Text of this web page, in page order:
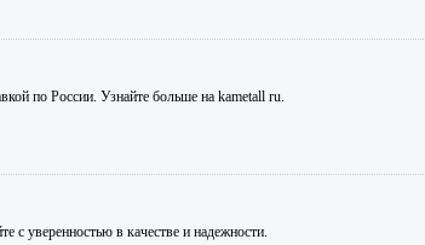
по России. Узнайте больше на kametall ru.
с уверенностью в качестве и надежности.